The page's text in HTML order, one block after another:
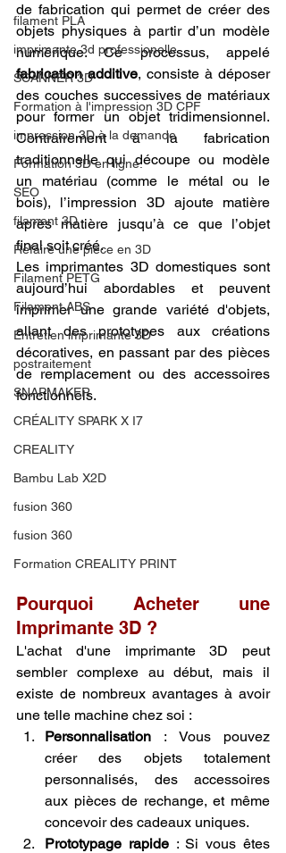
filament PLA
imprimante 3d professionelle
SCANNER 3D
Formation à l'impression 3D CPF
impression 3D à la demande
Formation 3D en ligne.
SEO
filament 3D
Refaire une piece en 3D
Filament PETG
Filament ABS
Entretien imprimante 3D
postraitement
SNAPMAKER
CRÉALITY SPARK X I7
CREALITY
Bambu Lab X2D
fusion 360
fusion 360
Formation CREALITY PRINT
de fabrication qui permet de créer des
objets physiques à partir d’un modèle
fabrication additive, consiste à déposer
des couches successives de matériaux
pour former un objet tridimensionnel.
Contrairement à la fabrication
traditionnelle qui découpe ou modèle
un matériau (comme le métal ou le
bois), l’impression 3D ajoute matière
après matière jusqu’à ce que l’objet
final soit créé.
Les imprimantes 3D domestiques sont
aujourd’hui abordables et peuvent
imprimer une grande variété d'objets,
allant des prototypes aux créations
décoratives, en passant par des pièces
de remplacement ou des accessoires
fonctionnels.
Pourquoi Acheter une
Imprimante 3D ?
L'achat d'une imprimante 3D peut
sembler complexe au début, mais il
existe de nombreux avantages à avoir
une telle machine chez soi :
Personnalisation : Vous pouvez
créer des objets totalement
personnalisés, des accessoires
aux pièces de rechange, et même
concevoir des cadeaux uniques.
Prototypage rapide : Si vous êtes